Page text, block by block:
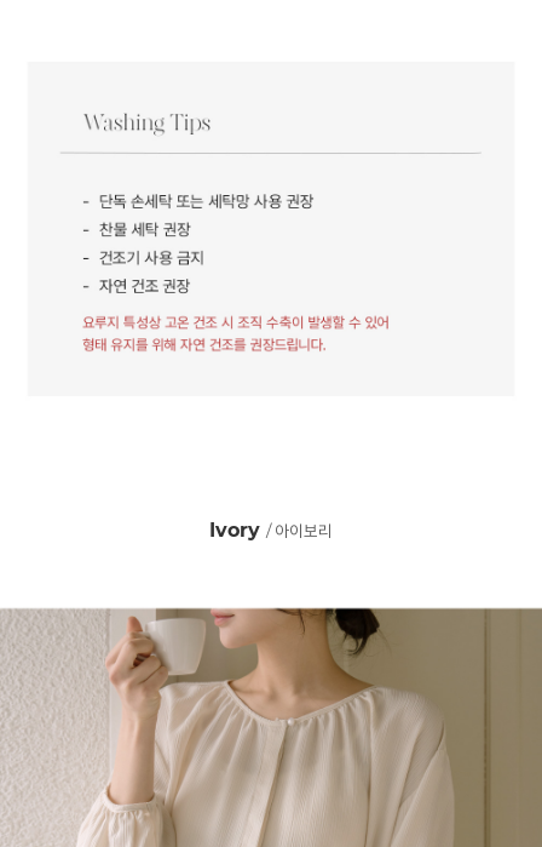
Ivory / 아이보리